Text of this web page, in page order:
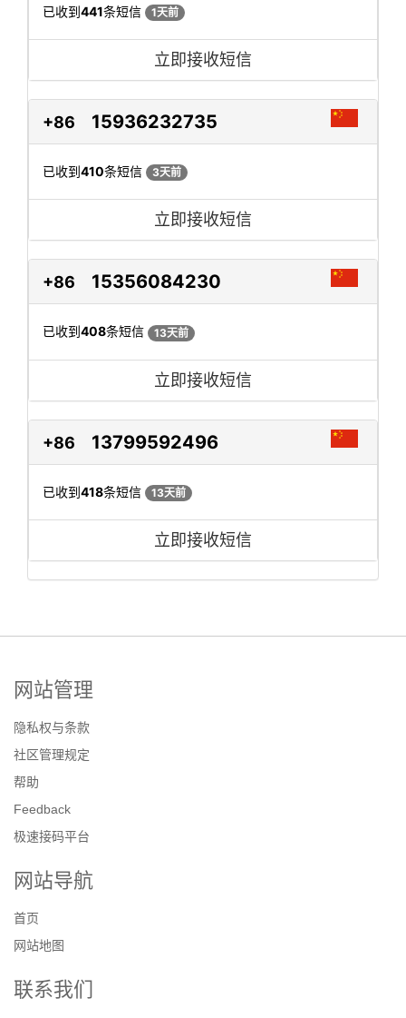
已收到441条短信 1天前
立即接收短信
+86 15936232735
已收到410条短信 3天前
立即接收短信
+86 15356084230
已收到408条短信 13天前
立即接收短信
+86 13799592496
已收到418条短信 13天前
立即接收短信
网站管理
隐私权与条款
社区管理规定
帮助
Feedback
极速接码平台
网站导航
首页
网站地图
联系我们